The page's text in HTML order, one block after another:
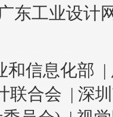
东工业设计
和信息化部|
联合会|深